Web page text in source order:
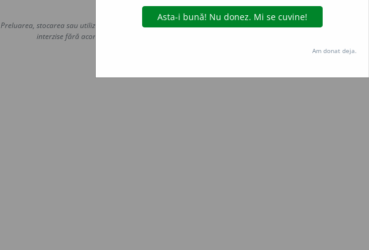
Copyright © 2004-2026 dexonline (https://dexonline.ro)
Preluarea, stocarea sau utilizarea datelor de pe acest site, inclusiv prin orice metode de extragere automată
interzise fără acordul nostru prealabil scris, cu excepția seturilor de date oferite oficial spre utilizare
Hosterion
Am donat deja.